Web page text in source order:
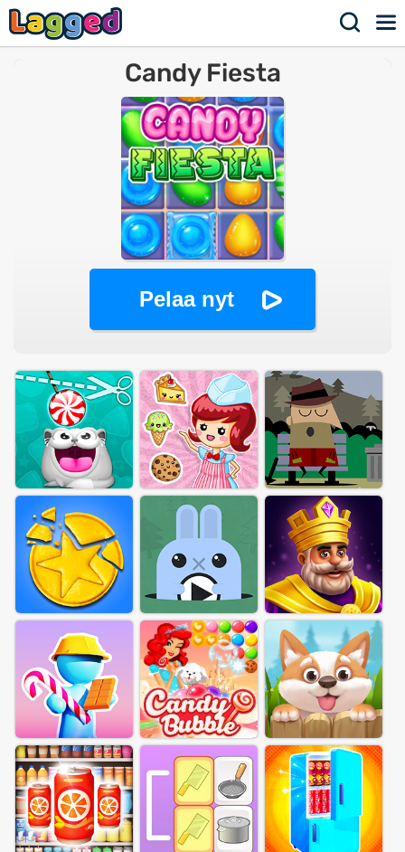
Candy Fiesta
Pelaa nyt